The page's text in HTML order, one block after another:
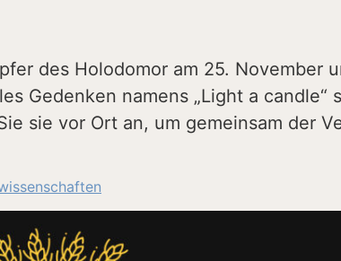
des Holodomor am 25. November
Gedenken namens „Light a candle“
sie vor Ort an, um gemeinsam der